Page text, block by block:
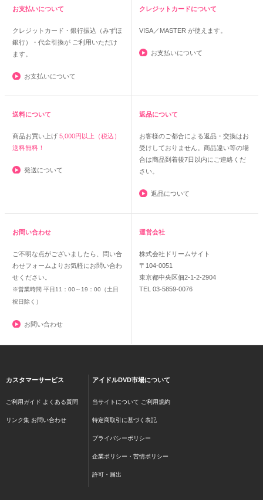
お支払いについて
クレジットカード・銀行振込（みずほ
銀行）・代金引換が ご利用いただけ
ます。
お支払いについて
クレジットカードについて
VISA／MASTER が使えます。
お支払いについて
送料について
商品お買い上げ 5,000円以上（税込）
送料無料！
発送について
返品について
お客様のご都合による返品・交換はお
受けしておりません。商品違い等の場
合は商品到着後7日以内にご連絡くだ
さい。
返品について
お問い合わせ
ご不明な点がございましたら、問い合
わせフォームよりお気軽にお問い合わ
せください。
※営業時間 平日11：00～19：00（土日
祝日除く）
お問い合わせ
運営会社
株式会社ドリームサイト
〒104-0051
東京都中央区佃2-1-2-2904
TEL 03-5859-0076
カスタマーサービス
ご利用ガイド よくある質問
リンク集 お問い合わせ
アイドルDVD市場について
当サイトについて ご利用規約
特定商取引に基づく表記
プライバシーポリシー
企業ポリシー・苦情ポリシー
許可・届出